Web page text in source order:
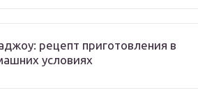
рецепт приготовления в
условиях